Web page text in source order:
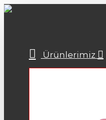
Ürünlerimiz